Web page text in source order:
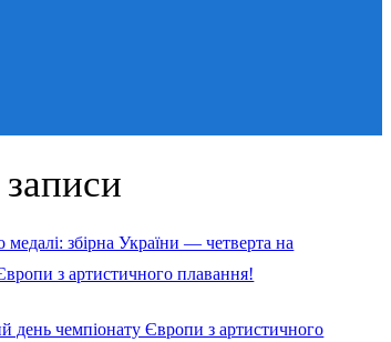
медалі: збірна України — четверта на
з артистичного плавання!
день чемпіонату Європи з артистичного